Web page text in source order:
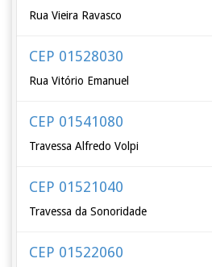
Rua Vieira Ravasco
CEP 01528030
Rua Vitório Emanuel
CEP 01541080
Travessa Alfredo Volpi
CEP 01521040
Travessa da Sonoridade
CEP 01522060